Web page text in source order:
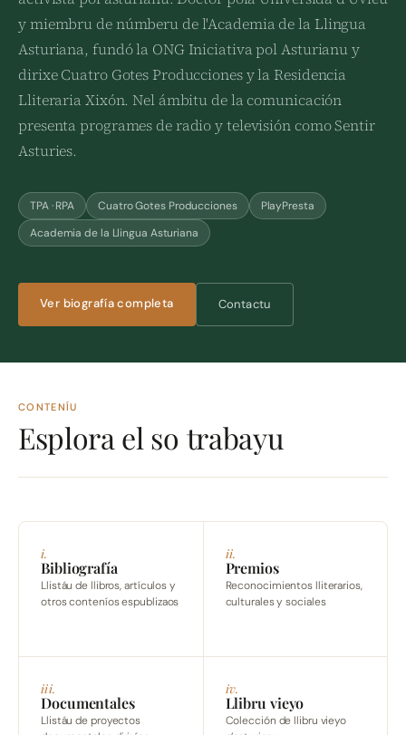
y miembru de númberu de l'Academia de la Llingua
Asturiana, fundó la ONG Iniciativa pol Asturianu y
dirixe Cuatro Gotes Producciones y la Residencia
Lliteraria Xixón. Nel ámbitu de la comunicación
presenta programes de radio y televisión como Sentir
Asturies.
TPA · RPA Cuatro Gotes Producciones
PlayPresta
Academia de la Llingua Asturiana
Ver biografía completa Contactu
CONTENÍU
Esplora el so trabayu
i.
Bibliografía
Llistáu de llibros, artículos y
otros conteníos espublizaos
ii.
Premios
Reconocimientos lliterarios,
culturales y sociales
iii.
Documentales
Llistáu de proyectos
iv.
Llibru vieyo
Colección de llibru vieyo